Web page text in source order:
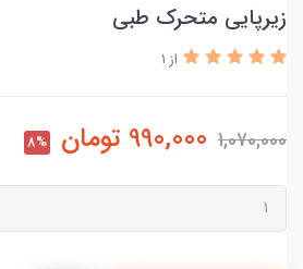
زیرپایی متحرک طبی
از 1
1,070,000
990,000 تومان 8%